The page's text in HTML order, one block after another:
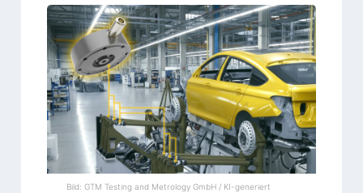
Bild: GTM Testing and Metrology GmbH / KI-generiert